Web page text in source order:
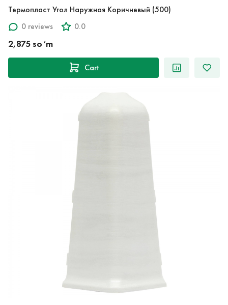
Термопласт Угол Наружная Коричневый (500)
0 reviews
0.0
2,875 so‘m
Cart